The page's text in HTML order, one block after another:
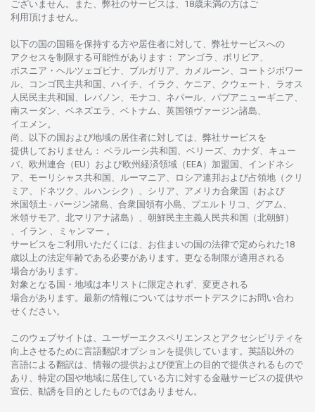
ございません。
また、 弊社のサービスは、18歳未満の方はご
利用頂けません。
以下の国の国籍を保持する方や居住者に対して、 弊社サービスへの
アクセスを制限する可能性があります ： アンゴラ、ボリビア、
ボスニア ・ ヘルツェゴビナ、ブルガリア、カメルーン、コートジボワー
ル、
コンゴ民主共和国、ハイチ、イラク、ケニア、クウェート、 ラオス
人民民主共和国、レバノン、モナコ、ネパール、パプアニューギニア、
南スーダン、ベネズエラ、ベトナム、 英国領ヴァージン諸島、
イエメン。
尚、
以下の国および地域の居住者に対しては、 弊社サービスを
提供しておりません ： ベラルーシ共和国、ベリーズ、カナダ、キュー
バ、 欧州連合 （EU） および欧州経済領域 （EEA）加盟国、インドネシ
ア、 モーリシャス共和国、ルーマニア、 ロシア連邦および占領地 （クリ
ミア、ドネツク、ルハンシク）、シリア、 アメリカ合衆国
（および
米国領土 - バージン諸島、合衆国領有小島、プエルトリコ、グアム、
米領サモア、 北マリアナ諸島）、 朝鮮民主主義人民共和国
（北朝鮮）
、イラン 、ミャンマー 。
サービスをご利用いただくには、お住まいの国の法律で定められた 18
歳以上の法定年齢である必要があります。 更なる制限が適用さ れる
場合があります。
対象となる 国 ・ 地域は本 リストに限定さ れず、 変更さ れる
場合があります。 最新の情報についてはサポートデスクにお 問い合わ
せくださ い。
このウェブサイトは、 ユーザーエクスペリエンスと アクセシビリティを
向上さ せるために言語翻訳オプションを提供しています。 英語以外の
言語による翻訳は、 情報の提供および便宜上の 目的で提供さ れるもので
あり、 特定の国や地域に居住している方に対する金融サービスの提供や
宣伝、 勧誘を 目的としたものではありません。